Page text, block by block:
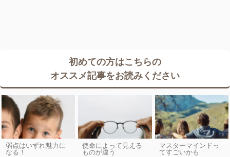
初めての方はこちらの
オススメ記事をお読みください
弱点はいずれ魅力に
なる！
使命によって見える
ものが違う
マスターマインドっ
てすごいかも